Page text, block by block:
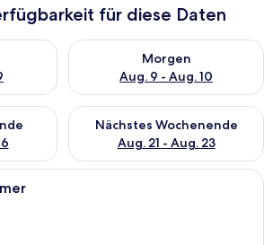
für diese Daten
für heute Nacht, Aug. 8 - Aug. 9.
Morgen
Aug. 9 - Aug. 10
Überprüfe die Verfügbarkeit
für dieses Wochenende, Aug. 14
Nächstes Wochenende
Aug. 21 - Aug. 23
Überprüfe die Verfügbarkeit
Ein Hotelzimmer mit Bett,